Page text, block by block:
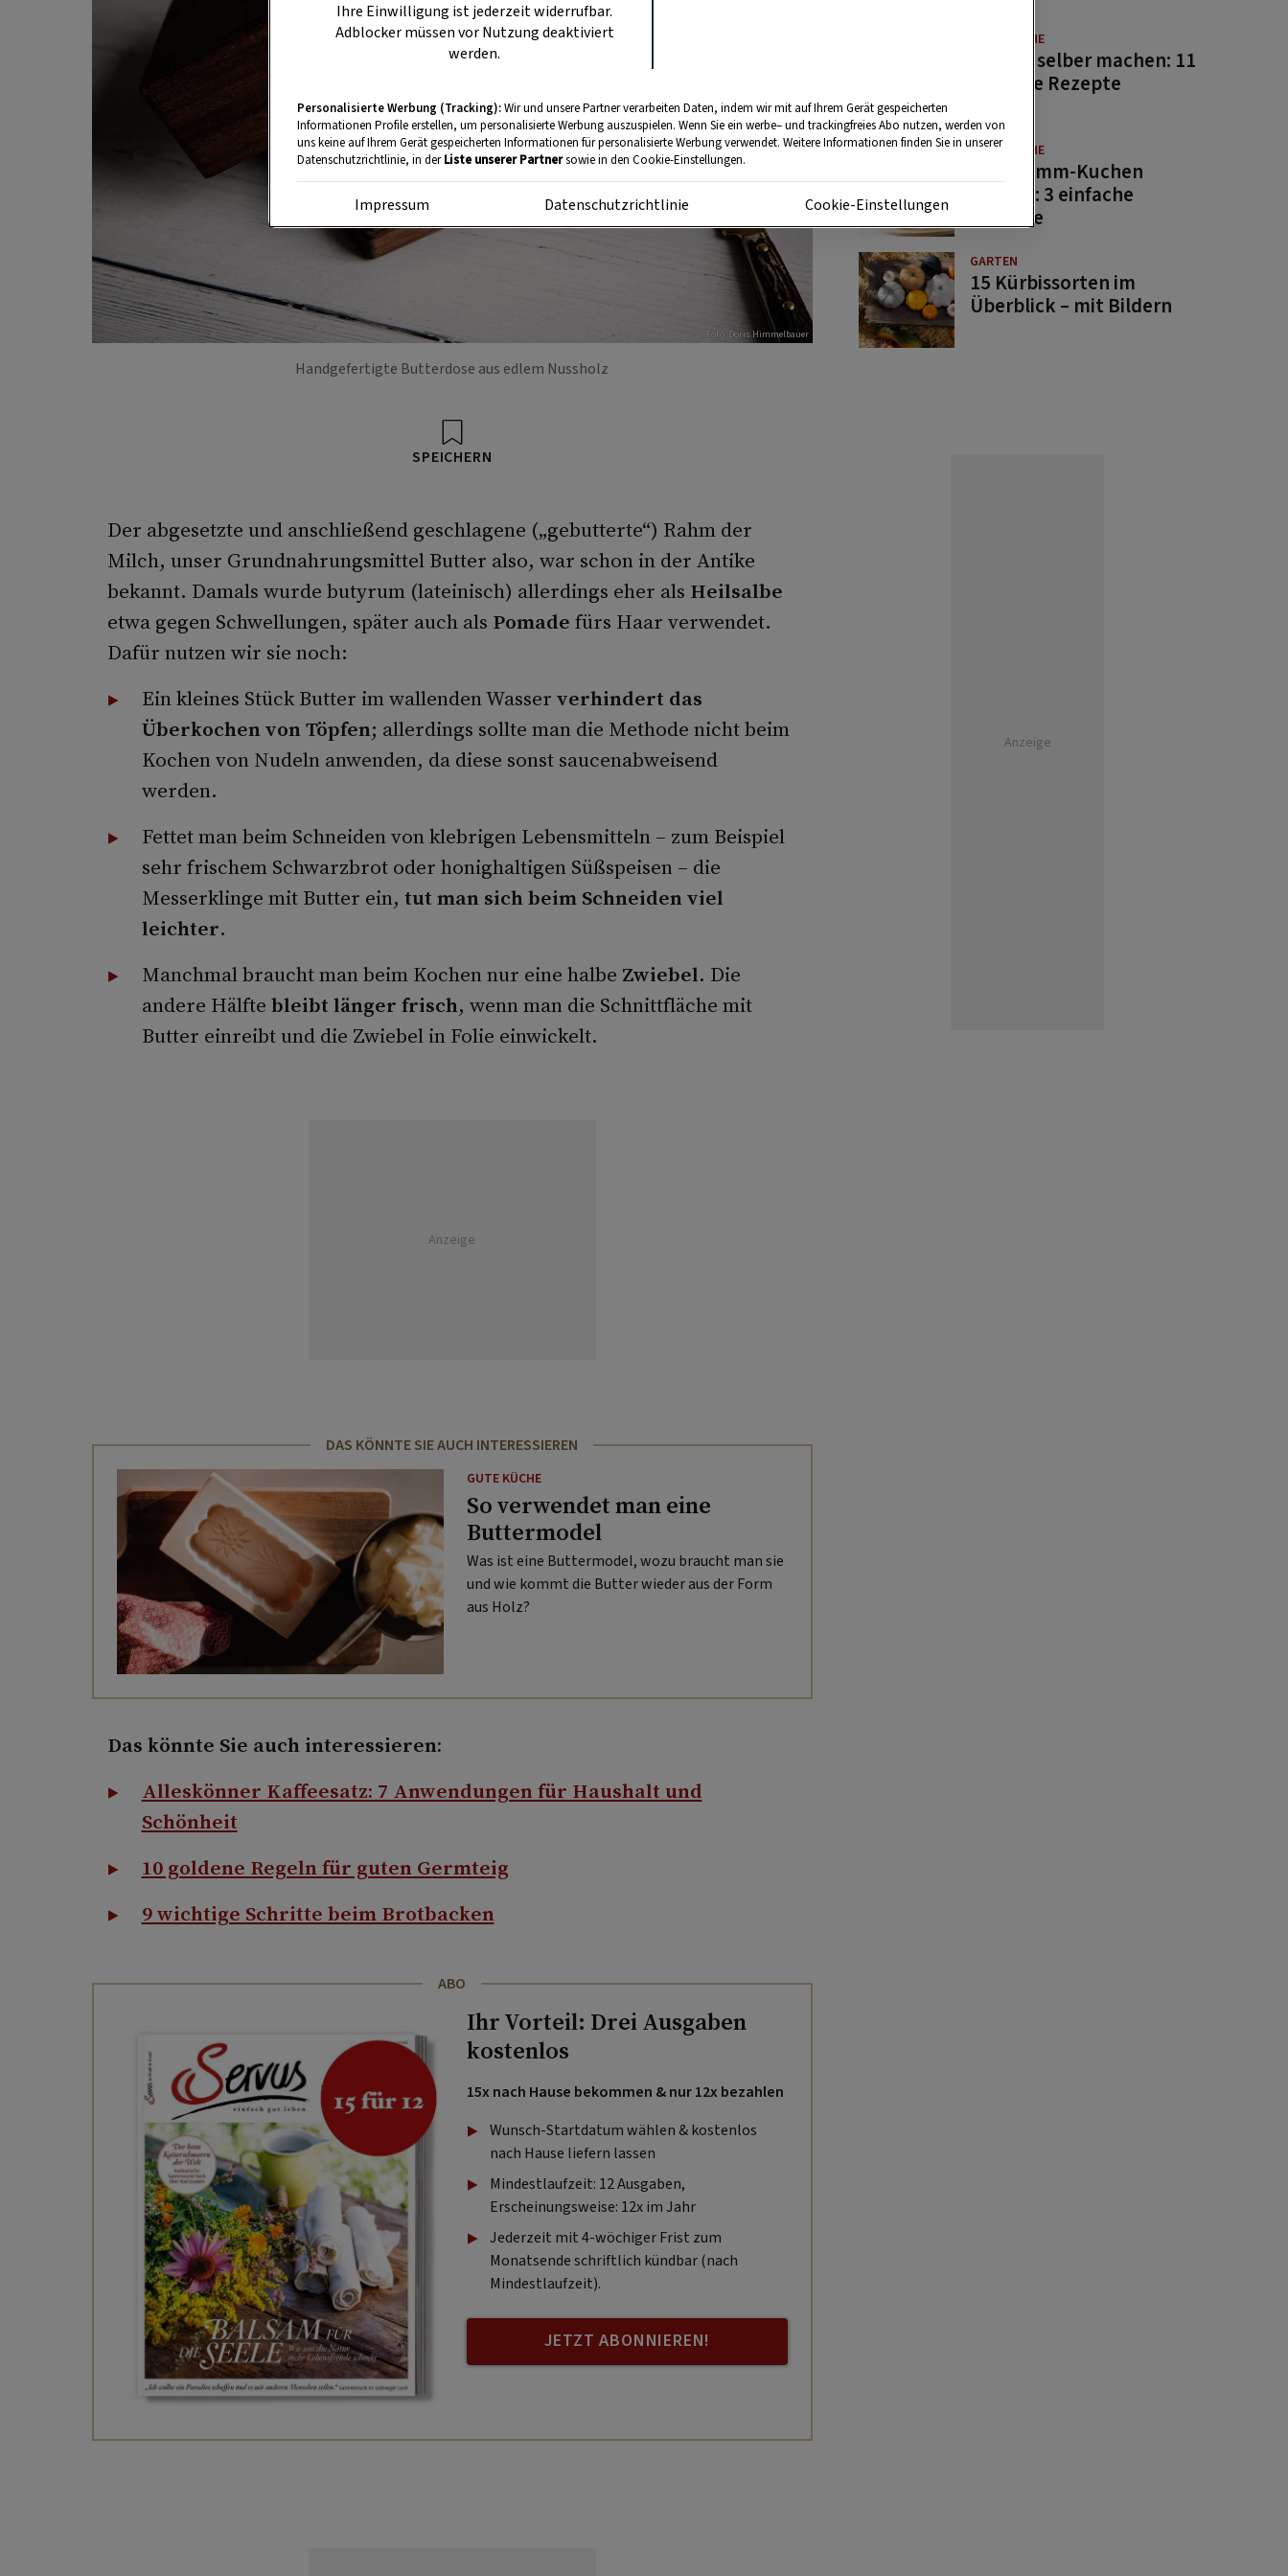
Foto: Doris Himmelbauer
Handgefertigte Butterdose aus edlem Nussholz
SPEICHERN
Der abgesetzte und anschließend geschlagene („gebutterte“) Rahm der
Milch, unser Grundnahrungsmittel Butter also, war schon in der Antike
bekannt. Damals wurde butyrum (lateinisch) allerdings eher als Heilsalbe
etwa gegen Schwellungen, später auch als Pomade fürs Haar verwendet.
Dafür nutzen wir sie noch:
Ein kleines Stück Butter im wallenden Wasser verhindert das
Überkochen von Töpfen; allerdings sollte man die Methode nicht beim
Kochen von Nudeln anwenden, da diese sonst saucenabweisend
werden.
Fettet man beim Schneiden von klebrigen Lebensmitteln – zum Beispiel
sehr frischem Schwarzbrot oder honighaltigen Süßspeisen – die
Messerklinge mit Butter ein, tut man sich beim Schneiden viel
leichter.
Manchmal braucht man beim Kochen nur eine halbe Zwiebel. Die
andere Hälfte bleibt länger frisch, wenn man die Schnittfläche mit
Butter einreibt und die Zwiebel in Folie einwickelt.
Anzeige
DAS KÖNNTE SIE AUCH INTERESSIEREN
GUTE KÜCHE
So verwendet man eine
Buttermodel
Was ist eine Buttermodel, wozu braucht man sie
und wie kommt die Butter wieder aus der Form
aus Holz?
Das könnte Sie auch interessieren:
Alleskönner Kaffeesatz: 7 Anwendungen für Haushalt und
Schönheit
10 goldene Regeln für guten Germteig
9 wichtige Schritte beim Brotbacken
ABO
Ihr Vorteil: Drei Ausgaben
kostenlos
15x nach Hause bekommen & nur 12x bezahlen
Wunsch-Startdatum wählen & kostenlos
nach Hause liefern lassen
Mindestlaufzeit: 12 Ausgaben,
Erscheinungsweise: 12x im Jahr
Jederzeit mit 4-wöchiger Frist zum
Monatsende schriftlich kündbar (nach
Mindestlaufzeit).
JETZT ABONNIEREN!
GUTE KÜCHE
Saucen selber machen: 11
beliebte Rezepte
GUTE KÜCHE
Osterlamm-Kuchen
backen: 3 einfache
Rezepte
GARTEN
15 Kürbissorten im
Überblick – mit Bildern
Anzeige
Ihre Einwilligung ist jederzeit widerrufbar.
Adblocker müssen vor Nutzung deaktiviert
werden.
Personalisierte Werbung (Tracking):Wir und unsere Partner verarbeiten Daten, indem wir mit auf Ihrem Gerät gespeicherten
Informationen Profile erstellen, um personalisierte Werbung auszuspielen. Wenn Sie ein werbe– und trackingfreies Abo nutzen, werden von
uns keine auf Ihrem Gerät gespeicherten Informationen für personalisierte Werbung verwendet. Weitere Informationen finden Sie in unserer
Datenschutzrichtlinie, in derListe unserer Partnersowie in den Cookie-Einstellungen.
Impressum Datenschutzrichtlinie Cookie-Einstellungen